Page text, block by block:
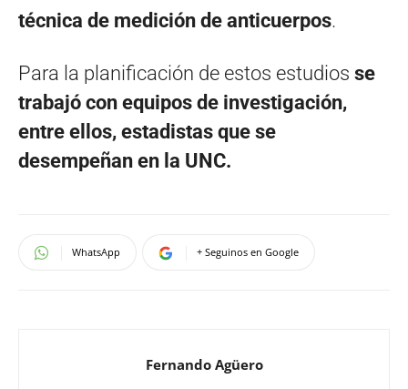
técnica de medición de anticuerpos.
Para la planificación de estos estudios se
trabajó con equipos de investigación,
entre ellos, estadistas que se
desempeñan en la UNC.
WhatsApp + Seguinos en Google
Fernando Agüero